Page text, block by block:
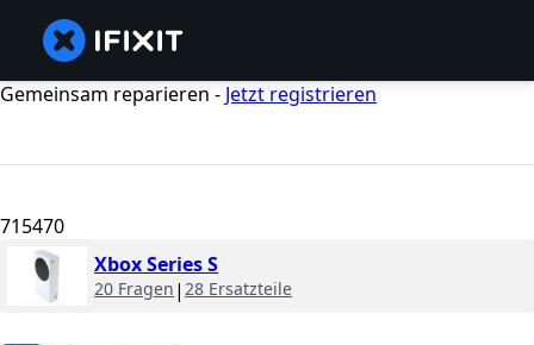
Gemeinsam reparieren - Jetzt registrieren
715470
Xbox Series S
20 Fragen | 28 Ersatzteile